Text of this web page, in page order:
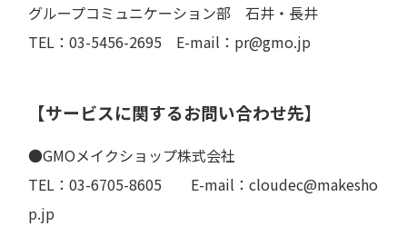
グループコミュニケーション部 石井・長井
TEL：03-5456-2695 E-mail：pr@gmo.jp
【サービスに関するお問い合わせ先】
●GMOメイクショップ株式会社
TEL：03-6705-8605 E-mail：cloudec@makesho
p.jp